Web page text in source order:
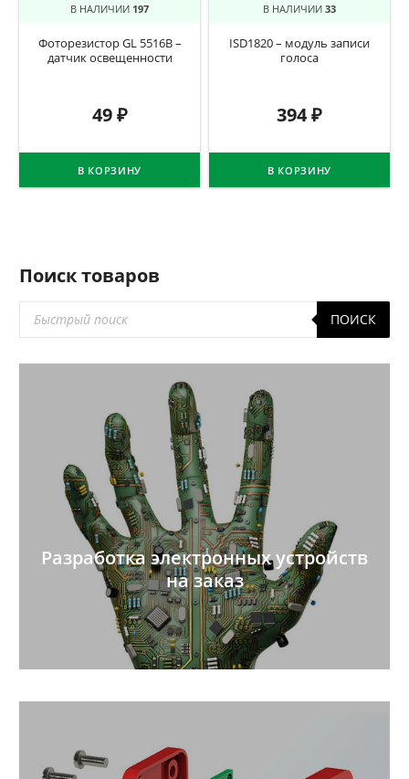
В НАЛИЧИИ 197
Фоторезистор GL 5516B –
датчик освещенности
49₽
В КОРЗИНУ
В НАЛИЧИИ 33
ISD1820 – модуль записи
голоса
394₽
В КОРЗИНУ
Поиск товаров
товаров
ПОИСК
Разработка электронных устройств
на заказ